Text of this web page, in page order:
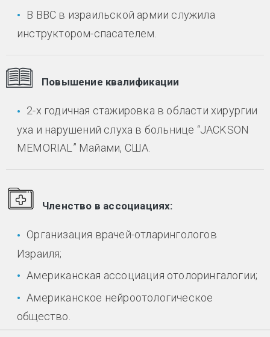
В ВВС в израильской армии служила
инструктором-спасателем.
Повышение квалификации
2-х годичная стажировка в области хирургии
уха и нарушений слуха в больнице “JACKSON
MEMORIAL” Майами, США.
Членство в ассоциациях:
Организация врачей-отларингологов
Израиля;
Американская ассоциация отолорингалогии;
Американское нейроотологическое
общество.